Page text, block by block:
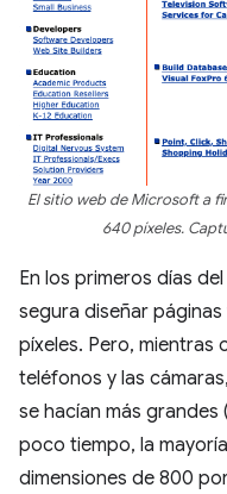
El sitio web de Microsoft a
640 píxeles.
En los primeros días
segura diseñar
píxeles. Pero, mientras
teléfonos y las
se hacían más grandes
poco tiempo, la
dimensiones de 800